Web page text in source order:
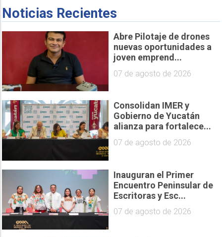
Noticias Recientes
Abre Pilotaje de drones
nuevas oportunidades a
joven emprend...
07 de agosto de 2026
Consolidan IMER y
Gobierno de Yucatán
alianza para fortalece...
07 de agosto de 2026
Inauguran el Primer
Encuentro Peninsular de
Escritoras y Esc...
07 de agosto de 2026